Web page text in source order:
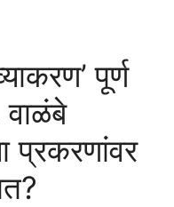
पूर्ण
प्रकरणांवर